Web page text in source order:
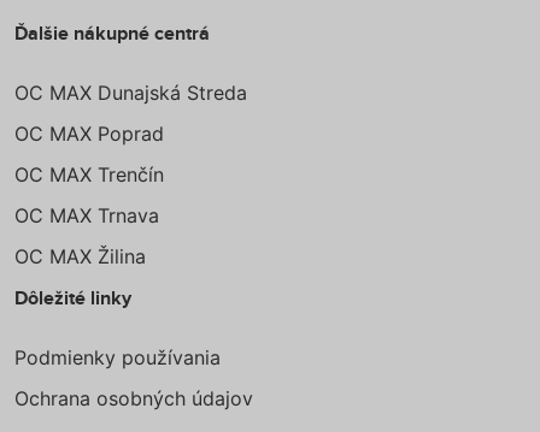
Ďalšie nákupné centrá
OC MAX Dunajská Streda
OC MAX Poprad
OC MAX Trenčín
OC MAX Trnava
OC MAX Žilina
Dôležité linky
Podmienky používania
Ochrana osobných údajov